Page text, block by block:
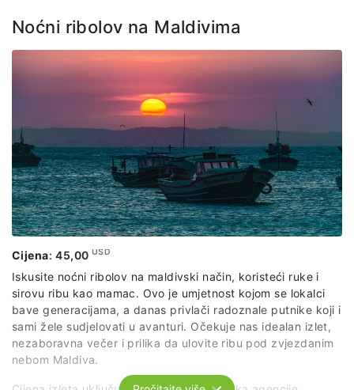
po predviđenom itinereru, lokalnog vodiča, ručak, opremu
Noćni ribolov na Maldivima
Cijena:45,00 USD
Iskusite noćni ribolov na maldivski način, koristeći ruke i
sirovu ribu kao mamac. Ovo je umjetnost kojom se lokalci
bave generacijama, a danas privlači radoznale putnike koji i
sami žele sudjelovati u avanturi. Očekuje nas idealan izlet,
nezaboravna večer i prilika da ulovite ribu pod zvjezdanim
nebom Maldiva.